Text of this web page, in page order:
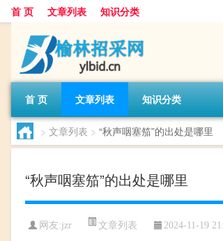
首 页 文章列表 知识分类
首 页 文章列表 知识分类
> 文章列表 > “秋声咽塞笳”的出处是哪里
“秋声咽塞笳”的出处是哪里
网友:jzr 文章列表 2024-11-19